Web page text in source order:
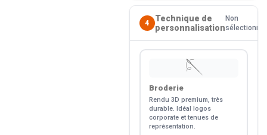
4
Technique de
personnalisation
Non
sélectionné
🪡
Broderie
Rendu 3D premium, très
durable. Idéal logos
corporate et tenues de
représentation.